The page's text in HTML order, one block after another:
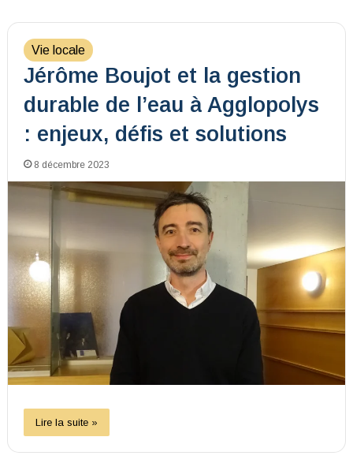
Vie locale
Jérôme Boujot et la gestion
durable de l’eau à Agglopolys
: enjeux, défis et solutions
8 décembre 2023
Lire la suite »